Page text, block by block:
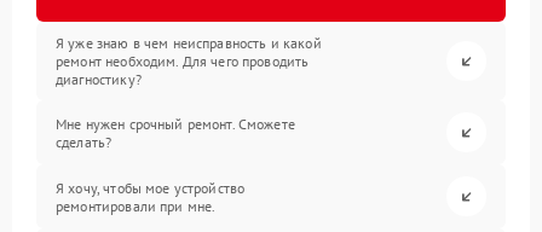
Я уже знаю в чем неисправность и какой
ремонт необходим. Для чего проводить
диагностику?
Мне нужен срочный ремонт. Сможете
сделать?
Я хочу, чтобы мое устройство
ремонтировали при мне.